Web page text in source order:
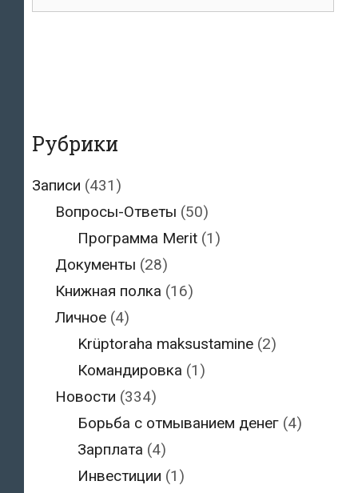
Рубрики
Записи (431)
Вопросы-Ответы (50)
Программа Merit (1)
Документы (28)
Книжная полка (16)
Личное(4)
Krüptoraha maksustamine (2)
Командировка (1)
Новости (334)
Борьба с отмыванием денег (4)
Зарплата (4)
Инвестиции (1)